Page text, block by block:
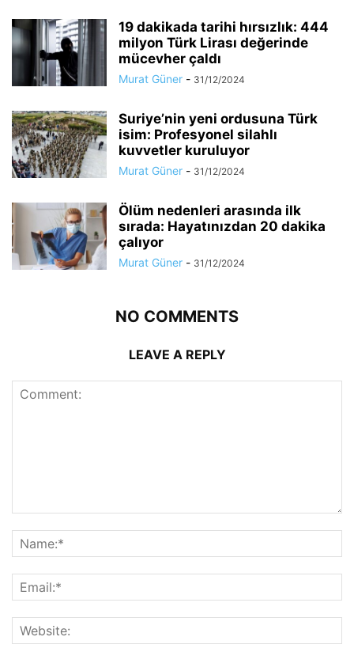
19 dakikada tarihi hırsızlık: 444
milyon Türk Lirası değerinde
mücevher çaldı
Murat Güner - 31/12/2024
Suriye’nin yeni ordusuna Türk
isim: Profesyonel silahlı
kuvvetler kuruluyor
Murat Güner - 31/12/2024
Ölüm nedenleri arasında ilk
sırada: Hayatınızdan 20 dakika
çalıyor
Murat Güner - 31/12/2024
NO COMMENTS
LEAVE A REPLY